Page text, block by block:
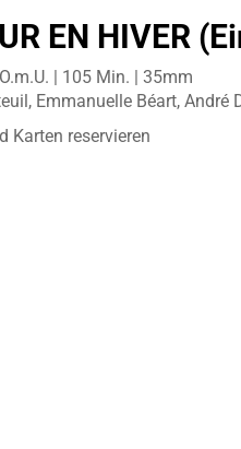
EN HIVER
| 105 Min. | 35mm
Emmanuelle Béart, André
Karten reservieren